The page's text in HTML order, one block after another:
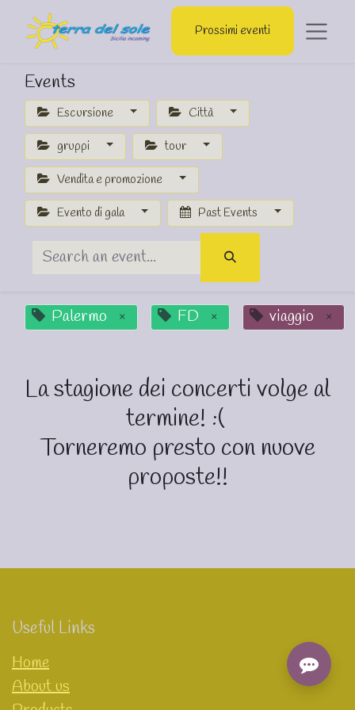
Prossimi eventi
Events
Escursione Città
gruppi tour
Vendita e promozione
Evento di gala Past Events
Palermo × FD × viaggio ×
La stagione dei concerti volge al
termine! :(
Torneremo presto con nuove
proposte!!
Useful Links
Home
About us